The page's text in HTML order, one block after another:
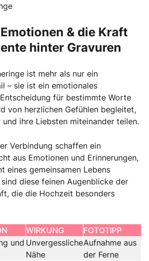
& die Kraft
hinter Gravuren
ist mehr als nur ein
– sie ist ein emotionales
für bestimmte Worte
von herzlichen Gefühlen begleitet,
ihre Liebsten miteinander teilen.
Verbindung schaffen ein
aus Emotionen und Erinnerungen,
eines gemeinsamen Lebens
diese feinen Augenblicke der
die die Hochzeit besonders
WIRKUNG
FOTOTIPP
und Unvergessliche
Nähe
Aufnahme aus
der Ferne